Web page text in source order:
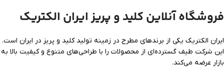
فروشگاه آنلاین کلید و پریز ایران الکتریک
ایران الکتریک یکی از برندهای مطرح در زمینه تولید کلید و پریز در ایران است.
این شرکت طیف گسترده‌ای از محصولات را با طراحی‌های متنوع و کیفیت بالا به
بازار عرضه می‌کند.